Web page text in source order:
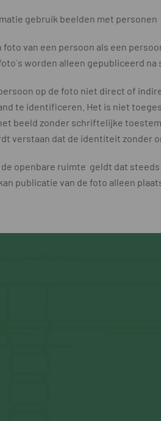
gebruik beelden met personen
foto van een persoon als een
worden alleen gepubliceerd
op de foto niet direct of
te identificeren. Het is niet
beeld zonder schriftelijke
verstaan dat de identiteit zonder
de openbare ruimte geldt dat
publicatie van de foto alleen